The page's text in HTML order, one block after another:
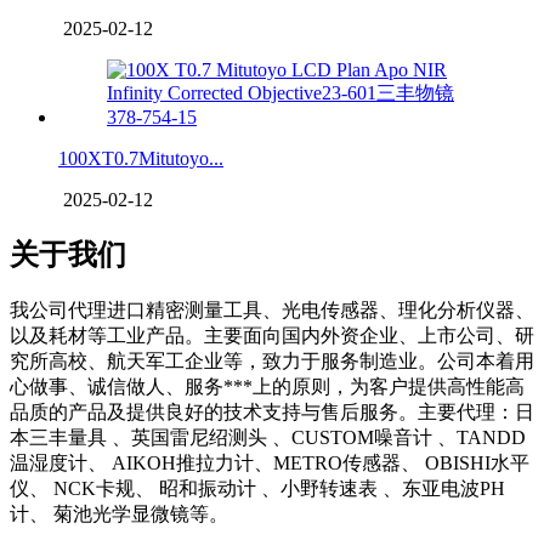
2025-02-12
100XT0.7Mitutoyo...
2025-02-12
关于我们
我公司代理进口精密测量工具、光电传感器、理化分析仪器、
以及耗材等工业产品。主要面向国内外资企业、上市公司、研
究所高校、航天军工企业等，致力于服务制造业。公司本着用
心做事、诚信做人、服务***上的原则，为客户提供高性能高
品质的产品及提供良好的技术支持与售后服务。主要代理：日
本三丰量具 、英国雷尼绍测头 、CUSTOM噪音计 、TANDD
温湿度计、 AIKOH推拉力计、METRO传感器、 OBISHI水平
仪、 NCK卡规、 昭和振动计 、小野转速表 、东亚电波PH
计、 菊池光学显微镜等。